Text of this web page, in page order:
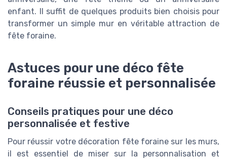
enfant. Il suffit de quelques produits bien choisis pour
transformer un simple mur en véritable attraction de
fête foraine.
Astuces pour une déco fête
foraine réussie et personnalisée
Conseils pratiques pour une déco
personnalisée et festive
Pour réussir votre décoration fête foraine sur les murs,
il est essentiel de miser sur la personnalisation et